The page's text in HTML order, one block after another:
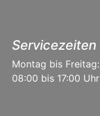
Servicezeiten
Montag bis Freitag:
08:00 bis 17:00 Uhr